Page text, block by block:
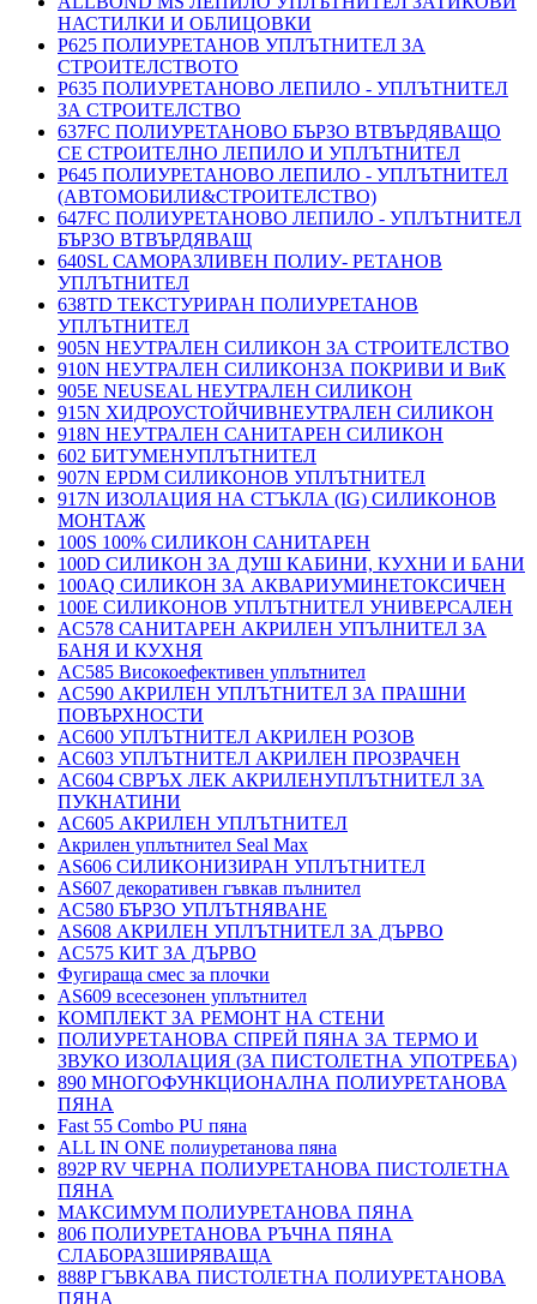
НАСТИЛКИ И ОБЛИЦОВКИ
P625 ПОЛИУРЕТАНОВ УПЛЪТНИТЕЛ ЗА
СТРОИТЕЛСТВОТО
P635 ПОЛИУРЕТАНОВО ЛЕПИЛО - УПЛЪТНИТЕЛ
ЗА СТРОИТЕЛСТВО
637FC ПОЛИУРЕТАНОВО БЪРЗО ВТВЪРДЯВАЩО
СЕ СТРОИТЕЛНО ЛЕПИЛО И УПЛЪТНИТЕЛ
P645 ПОЛИУРЕТАНОВО ЛЕПИЛО - УПЛЪТНИТЕЛ
(АВТОМОБИЛИ&СТРОИТЕЛСТВО)
647FC ПОЛИУРЕТАНОВО ЛЕПИЛО - УПЛЪТНИТЕЛ
БЪРЗО ВТВЪРДЯВАЩ
640SL САМОРАЗЛИВЕН ПОЛИУ- РЕТАНОВ
УПЛЪТНИТЕЛ
638TD ТЕКСТУРИРАН ПОЛИУРЕТАНОВ
УПЛЪТНИТЕЛ
905N НЕУТРАЛЕН СИЛИКОН ЗА СТРОИТЕЛСТВО
910N НЕУТРАЛЕН СИЛИКОНЗА ПОКРИВИ И ВиК
905E NEUSEAL НЕУТРАЛЕН СИЛИКОН
915N ХИДРОУСТОЙЧИВНЕУТРАЛЕН СИЛИКОН
918N НЕУТРАЛЕН САНИТАРЕН СИЛИКОН
602 БИТУМЕНУПЛЪТНИТЕЛ
907N EPDM СИЛИКОНОВ УПЛЪТНИТЕЛ
917N ИЗОЛАЦИЯ НА СТЪКЛА (IG) СИЛИКОНОВ
МОНТАЖ
100S 100% СИЛИКОН САНИТАРЕН
100D СИЛИКОН ЗА ДУШ КАБИНИ, КУХНИ И БАНИ
100AQ СИЛИКОН ЗА АКВАРИУМИНЕТОКСИЧЕН
100E СИЛИКОНОВ УПЛЪТНИТЕЛ УНИВЕРСАЛЕН
AC578 САНИТАРЕН АКРИЛЕН УПЪЛНИТЕЛ ЗА
БАНЯ И КУХНЯ
AC585 Високоефективен уплътнител
AC590 АКРИЛЕН УПЛЪТНИТЕЛ ЗА ПРАШНИ
ПОВЪРХНОСТИ
AC600 УПЛЪТНИТЕЛ АКРИЛЕН РОЗОВ
AC603 УПЛЪТНИТЕЛ АКРИЛЕН ПРОЗРАЧЕН
AC604 СВРЪХ ЛЕК АКРИЛЕНУПЛЪТНИТЕЛ ЗА
ПУКНАТИНИ
AC605 АКРИЛЕН УПЛЪТНИТЕЛ
Акрилен уплътнител Seal Max
AS606 СИЛИКОНИЗИРАН УПЛЪТНИТЕЛ
AS607 декоративен гъвкав пълнител
AC580 БЪРЗО УПЛЪТНЯВАНЕ
AS608 АКРИЛЕН УПЛЪТНИТЕЛ ЗА ДЪРВО
AC575 КИТ ЗА ДЪРВО
Фугираща смес за плочки
AS609 всесезонен уплътнител
КОМПЛЕКТ ЗА РЕМОНТ НА СТЕНИ
ПОЛИУРЕТАНОВА СПРЕЙ ПЯНА ЗА ТЕРМО И
ЗВУКО ИЗОЛАЦИЯ (ЗА ПИСТОЛЕТНА УПОТРЕБА)
890 МНОГОФУНКЦИОНАЛНА ПОЛИУРЕТАНОВА
ПЯНА
Fast 55 Combo PU пяна
ALL IN ONE полиуретанова пяна
892P RV ЧЕРНА ПОЛИУРЕТАНОВА ПИСТОЛЕТНА
ПЯНА
МАКСИМУМ ПОЛИУРЕТАНОВА ПЯНА
806 ПОЛИУРЕТАНОВА РЪЧНА ПЯНА
СЛАБОРАЗШИРЯВАЩА
888P ГЪВКАВА ПИСТОЛЕТНА ПОЛИУРЕТАНОВА
ПЯНА